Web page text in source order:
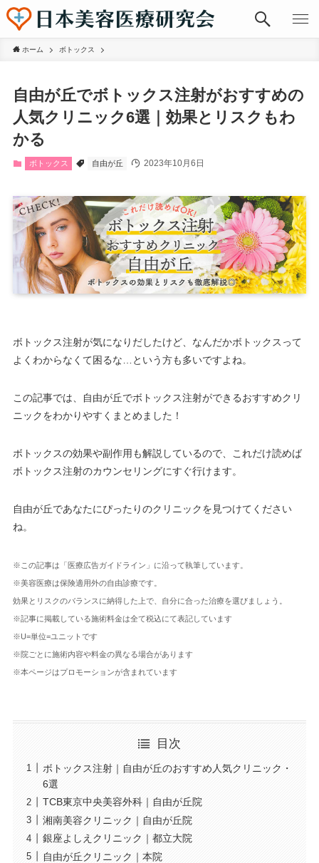
ホーム ボトックス
自由が丘でボトックス注射がおすすめの
人気クリニック6選｜効果とリスクもわ
かる
ボトックス 自由が丘 2023年10月6日
ボトックス注射が気になりだしたけど、なんだかボトックスって
よくわからなくて困るな…という方も多いですよね。
この記事では、自由が丘でボトックス注射ができるおすすめクリ
ニックをわかりやすくまとめました！
ボトックスの効果や副作用も解説しているので、これだけ読めば
ボトックス注射のカウンセリングにすぐ行けます。
自由が丘であなたにぴったりのクリニックを見つけてください
ね。
※この記事は「医療広告ガイドライン」に沿って執筆しています。
※美容医療は保険適用外の自由診療です。
効果とリスクのバランスに納得した上で、自分に合った治療を選びましょう。
※記事に掲載している施術料金は全て税込にて表記しています
※U=単位=ユニットです
※院ごとに施術内容や料金の異なる場合があります
※本ページはプロモーションが含まれています
目次
ボトックス注射｜自由が丘のおすすめ人気クリニック・
6選
TCB東京中央美容外科｜自由が丘院
湘南美容クリニック｜自由が丘院
銀座よしえクリニック｜都立大院
自由が丘クリニック｜本院